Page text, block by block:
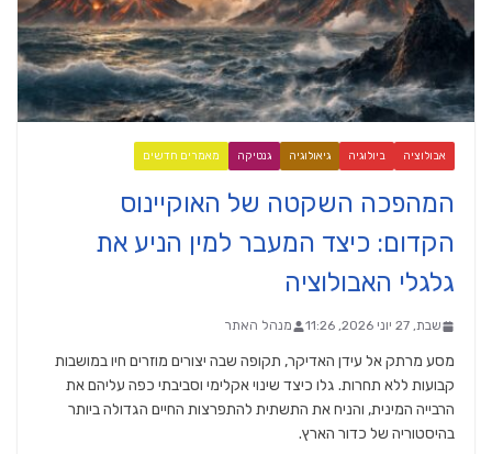
אבולוציה ביולוגיה גיאולוגיה גנטיקה מאמרים חדשים
המהפכה השקטה של האוקיינוס
הקדום: כיצד המעבר למין הניע את
גלגלי האבולוציה
שבת, 27 יוני 2026, 11:26 מנהל האתר
מסע מרתק אל עידן האדיקר, תקופה שבה יצורים מוזרים חיו במושבות
קבועות ללא תחרות. גלו כיצד שינוי אקלימי וסביבתי כפה עליהם את
הרבייה המינית, והניח את התשתית להתפרצות החיים הגדולה ביותר
בהיסטוריה של כדור הארץ.